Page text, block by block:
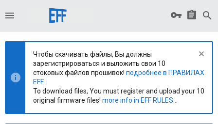
Чтобы скачивать файлы, Вы должны
зарегистрироваться и выложить свои 10
стоковых файлов прошивок! подробнее в ПРАВИЛАХ
EFF...
To download files, You must register and upload your 10
original firmware files! more info in EFF RULES...